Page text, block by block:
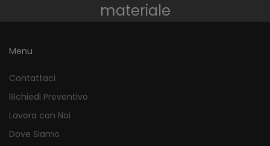
materiale
Menu
Contattaci
Richiedi Preventivo
Lavora con Noi
Dove Siamo